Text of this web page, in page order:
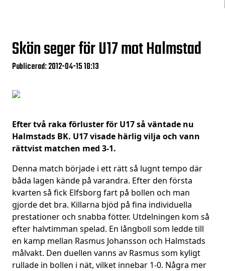
Skön seger för U17 mot Halmstad
Publicerad: 2012-04-15 18:13
Efter två raka förluster för U17 så väntade nu
Halmstads BK. U17 visade härlig vilja och vann
rättvist matchen med 3-1.
Denna match började i ett rätt så lugnt tempo där
båda lagen kände på varandra. Efter den första
kvarten så fick Elfsborg fart på bollen och man
gjorde det bra. Killarna bjöd på fina individuella
prestationer och snabba fötter. Utdelningen kom så
efter halvtimman spelad. En långboll som ledde till
en kamp mellan Rasmus Johansson och Halmstads
målvakt. Den duellen vanns av Rasmus som kyligt
rullade in bollen i nät, vilket innebar 1-0. Några mer